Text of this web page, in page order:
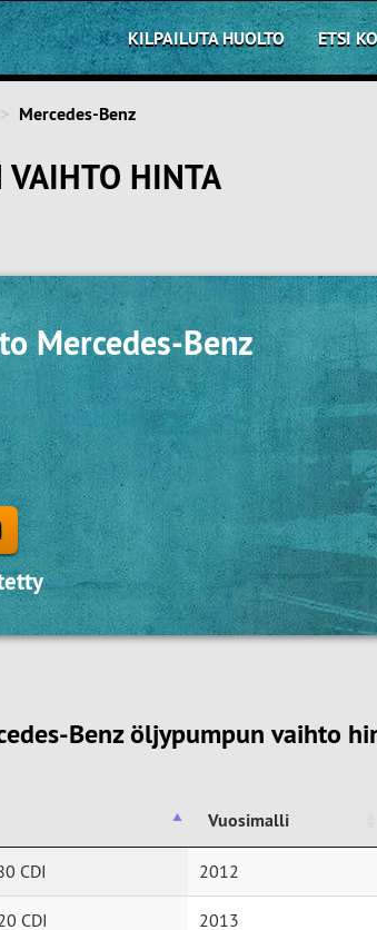
KILPAILUTA HUOLTO ETSI
Mercedes-Benz
VAIHTO HINTA
Mercedes-Benz
Benz öljypumpun vaihto
Vuosimalli
Vuosimalli
CDI 2012
CDI 2013